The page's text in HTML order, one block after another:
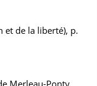
et de la liberté), p.
Merleau-Ponty